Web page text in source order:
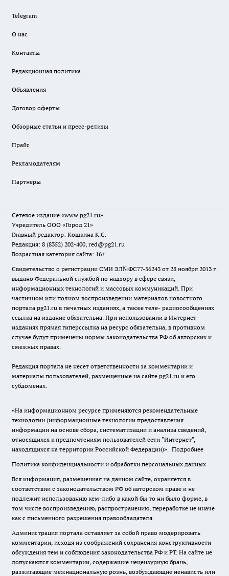
Telegram
О нас
Контакты
Редакционная политика
Объявления
Договор оферты
Обзорные статьи и пресс-релизы
Прайс
Рекламодателям
Партнеры
Сетевое издание «www.pg21.ru»
Учредитель ООО «Город 21»
Главный редактор: Кошкина К.С.
Редакция: 8 (8352) 202-400, red@pg21.ru
Возрастная категория сайта: 16+
Свидетельство о регистрации СМИ ЭЛ№ФС77-56243 от 28 ноября 2013 г.
выдано Федеральной службой по надзору в сфере связи,
информационных технологий и массовых коммуникаций. При
частичном или полном воспроизведении материалов новостного
портала pg21.ru в печатных изданиях, а также теле- радиосообщениях
ссылка на издание обязательна. При использовании в Интернет-
изданиях прямая гиперссылка на ресурс обязательна, в противном
случае будут применены нормы законодательства РФ об авторских и
смежных правах.
Редакция портала не несет ответственности за комментарии и
материалы пользователей, размещенные на сайте pg21.ru и его
субдоменах.
«На информационном ресурсе применяются рекомендательные
технологии (информационные технологии предоставления
информации на основе сбора, систематизации и анализа сведений,
относящихся к предпочтениям пользователей сети "Интернет",
находящихся на территории Российской Федерации)». Подробнее
Политика конфиденциальности и обработки персональных данных
Вся информация, размещенная на данном сайте, охраняется в
соответствии с законодательством РФ об авторском праве и не
подлежит использованию кем-либо в какой бы то ни было форме, в
том числе воспроизведению, распространению, переработке не иначе
как с письменного разрешения правообладателя.
Администрация портала оставляет за собой право модерировать
комментарии, исходя из соображений сохранения конструктивности
обсуждения тем и соблюдения законодательства РФ и РТ. На сайте не
допускаются комментарии, содержащие нецензурную брань,
разжигающие межнациональную рознь, возбуждающие ненависть или